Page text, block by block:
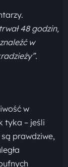
48 godzin,
w
w
tyka – jeśli
prawdziwe,